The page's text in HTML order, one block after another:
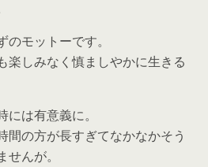
モットーです。
楽しみなく慎ましやかに生きる
は有意義に。
間の方が長すぎてなかなかそう
んが。